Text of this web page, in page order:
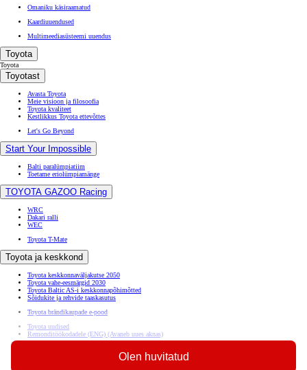
Olen huvitatud
Omaniku käsiraamatud
Kaardiuuendused
Multimeediasüsteemi uuendus
Toyota
Toyota
Toyotast
Avasta Toyota
Meie visioon ja filosoofia
Toyota kvaliteet
Kestlikkus Toyota ettevõttes
Let's Go Beyond
Start Your Impossible
Balti paralümpiatiim
Toetame eriolümpiamänge
TOYOTA GAZOO Racing
WRC
Dakari ralli
WEC
Toyota T-Mate
Toyota ja keskkond
Toyota keskkonnaväljakutse 2050
Toyota vahe-eesmärgid 2030
Toyota Baltic AS-i keskkonnapõhimõtted
Sõidukite ja rehvide taaskasutus
Toyota brändikaupade e-pood
Toyota uudised
Remonditöökodadele (ENG) (Avaneb uues aknas)